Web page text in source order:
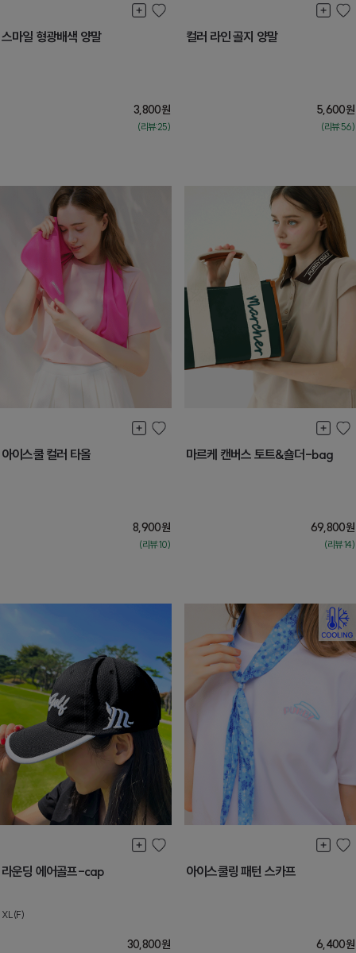
스마일 형광배색 양말
3,800원
(리뷰:25)
컬러 라인 골지 양말
5,600원
(리뷰:56)
아이스쿨 컬러 타올
8,900원
(리뷰:10)
마르케 캔버스 토트&숄더-bag
69,800원
(리뷰:14)
라운딩 에어골프-cap
XL(F)
30,800원
아이스쿨링 패턴 스카프
6,400원